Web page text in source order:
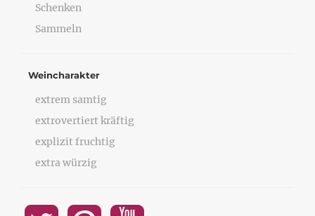
Schenken
Sammeln
Weincharakter
extrem samtig
extrovertiert kräftig
explizit fruchtig
extra würzig